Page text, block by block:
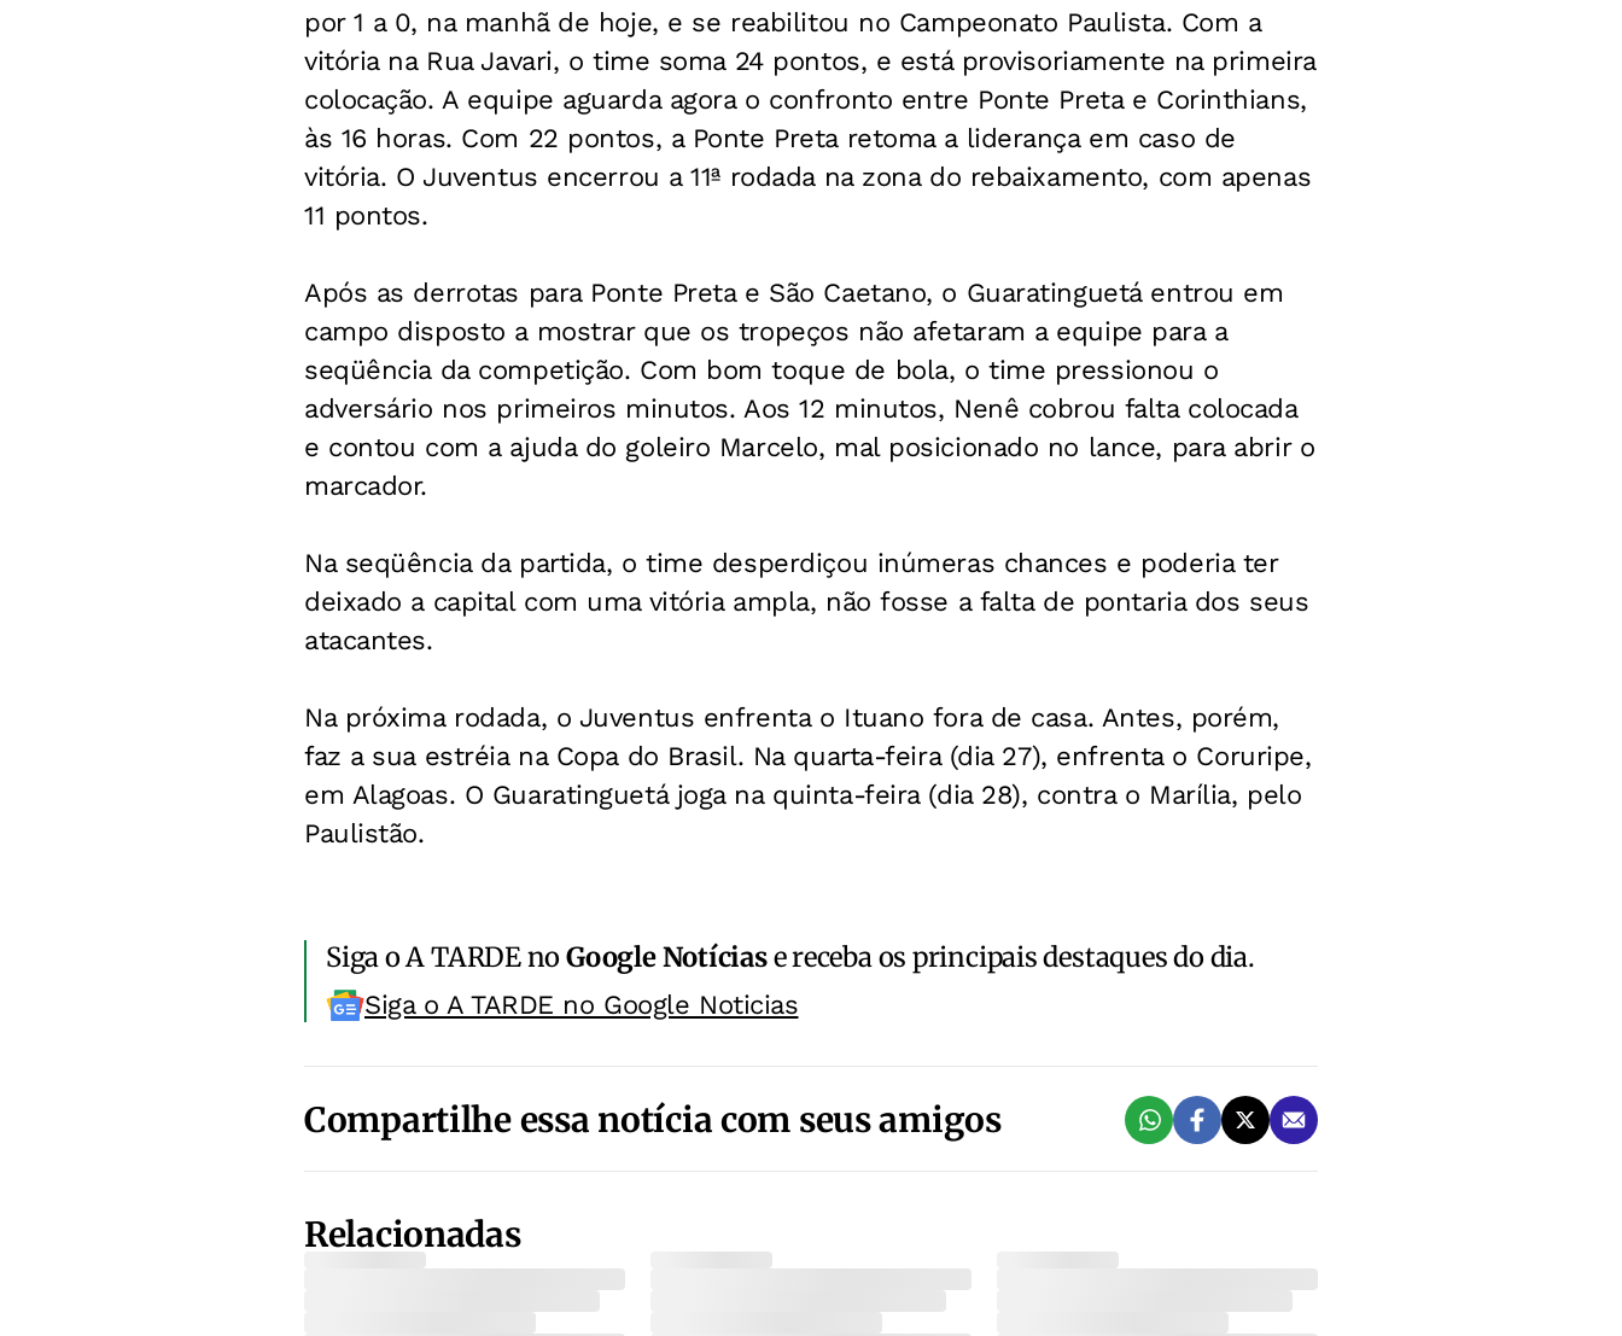
por 1 a 0, na manhã de hoje, e se reabilitou no Campeonato Paulista. Com a
vitória na Rua Javari, o time soma 24 pontos, e está provisoriamente na primeira
colocação. A equipe aguarda agora o confronto entre Ponte Preta e Corinthians,
às 16 horas. Com 22 pontos, a Ponte Preta retoma a liderança em caso de
vitória. O Juventus encerrou a 11ª rodada na zona do rebaixamento, com apenas
11 pontos.
Após as derrotas para Ponte Preta e São Caetano, o Guaratinguetá entrou em
campo disposto a mostrar que os tropeços não afetaram a equipe para a
seqüência da competição. Com bom toque de bola, o time pressionou o
adversário nos primeiros minutos. Aos 12 minutos, Nenê cobrou falta colocada
e contou com a ajuda do goleiro Marcelo, mal posicionado no lance, para abrir o
marcador.
Na seqüência da partida, o time desperdiçou inúmeras chances e poderia ter
deixado a capital com uma vitória ampla, não fosse a falta de pontaria dos seus
atacantes.
Na próxima rodada, o Juventus enfrenta o Ituano fora de casa. Antes, porém,
faz a sua estréia na Copa do Brasil. Na quarta-feira (dia 27), enfrenta o Coruripe,
em Alagoas. O Guaratinguetá joga na quinta-feira (dia 28), contra o Marília, pelo
Paulistão.
Siga o A TARDE noGoogle Notíciase receba os principais destaques do dia.
Siga o A TARDE no Google Noticias
Compartilhe essa notícia com seus amigos
Relacionadas